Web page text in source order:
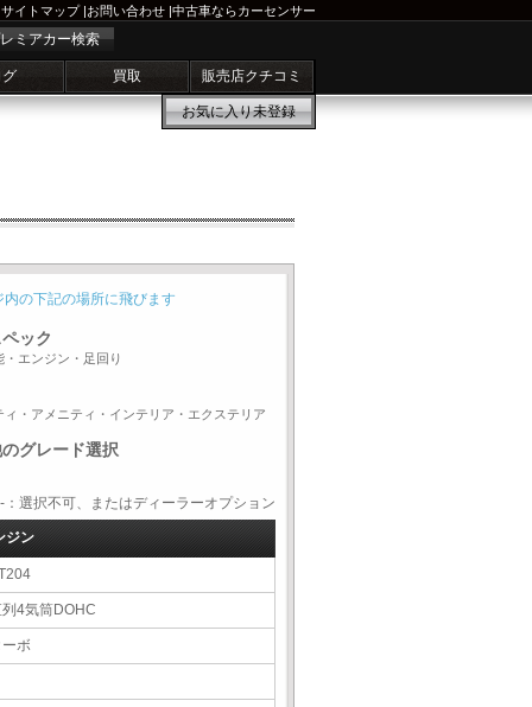
サイトマップ|お問い合わせ |中古車ならカーセンサー
ミアカー検索
買取 販売店クチコミ
お気に入り未登録
内の下記の場所に飛びます
ック
・エンジン・足回り
ィ・アメニティ・インテリア・エクステリア
グレード選択
択不可、またはディーラーオプション
ジン
4気筒DOHC
ーボ